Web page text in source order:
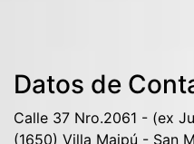
Datos de
Calle 37 Nro.2061 - (ex
(1650) Villa Maipú - San